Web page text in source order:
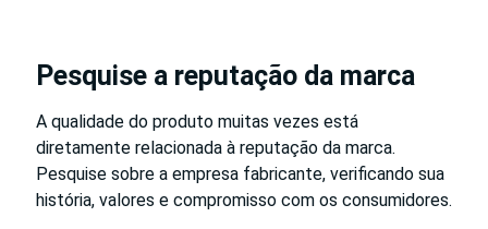
Pesquise a reputação da marca
A qualidade do produto muitas vezes está
diretamente relacionada à reputação da marca.
Pesquise sobre a empresa fabricante, verificando sua
história, valores e compromisso com os consumidores.